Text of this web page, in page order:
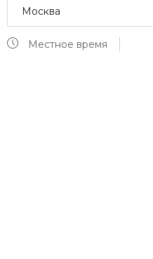
Москва
Местное время